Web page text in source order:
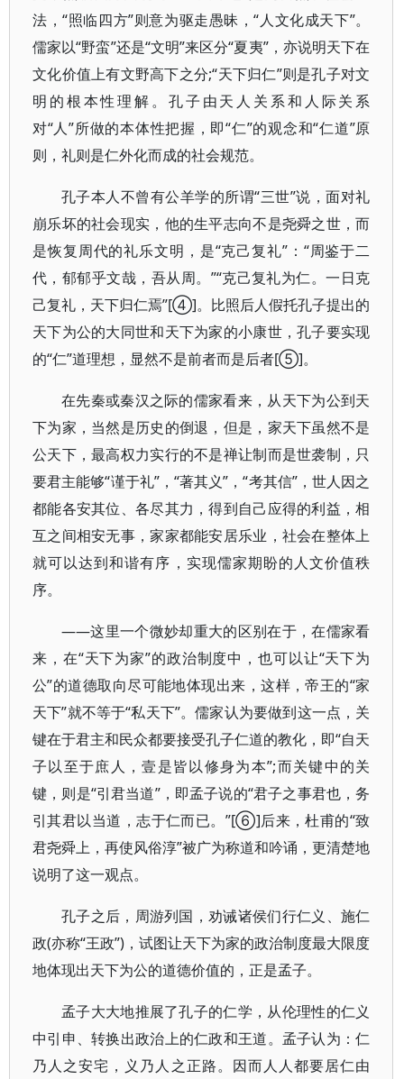
法，“照临四方”则意为驱走愚昧，“人文化成天下”。
儒家以“野蛮”还是“文明”来区分“夏夷”，亦说明天下在
文化价值上有文野高下之分;“天下归仁”则是孔子对文
明的根本性理解。孔子由天人关系和人际关系
对“人”所做的本体性把握，即“仁”的观念和“仁道”原
则，礼则是仁外化而成的社会规范。
孔子本人不曾有公羊学的所谓“三世”说，面对礼
崩乐坏的社会现实，他的生平志向不是尧舜之世，而
是恢复周代的礼乐文明，是“克己复礼”：“周鉴于二
代，郁郁乎文哉，吾从周。”“克己复礼为仁。一日克
己复礼，天下归仁焉”[④]。比照后人假托孔子提出的
天下为公的大同世和天下为家的小康世，孔子要实现
的“仁”道理想，显然不是前者而是后者[⑤]。
在先秦或秦汉之际的儒家看来，从天下为公到天
下为家，当然是历史的倒退，但是，家天下虽然不是
公天下，最高权力实行的不是禅让制而是世袭制，只
要君主能够“谨于礼”，“著其义”，“考其信”，世人因之
都能各安其位、各尽其力，得到自己应得的利益，相
互之间相安无事，家家都能安居乐业，社会在整体上
就可以达到和谐有序，实现儒家期盼的人文价值秩
序。
——这里一个微妙却重大的区别在于，在儒家看
来，在“天下为家”的政治制度中，也可以让“天下为
公”的道德取向尽可能地体现出来，这样，帝王的“家
天下”就不等于“私天下”。儒家认为要做到这一点，关
键在于君主和民众都要接受孔子仁道的教化，即“自天
子以至于庶人，壹是皆以修身为本”;而关键中的关
键，则是“引君当道”，即孟子说的“君子之事君也，务
引其君以当道，志于仁而已。”[⑥]后来，杜甫的“致
君尧舜上，再使风俗淳”被广为称道和吟诵，更清楚地
说明了这一观点。
孔子之后，周游列国，劝诫诸侯们行仁义、施仁
政(亦称“王政”)，试图让天下为家的政治制度最大限度
地体现出天下为公的道德价值的，正是孟子。
孟子大大地推展了孔子的仁学，从伦理性的仁义
中引申、转换出政治上的仁政和王道。孟子认为：仁
乃人之安宅，义乃人之正路。因而人人都要居仁由